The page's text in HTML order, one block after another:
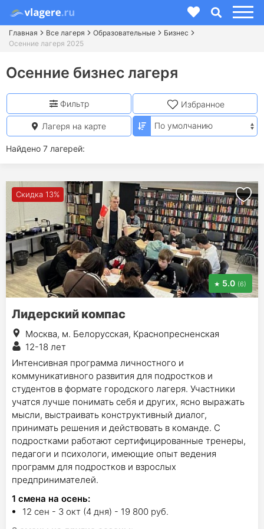
Главная Все лагеря Образовательные
Бизнес
Осенние лагеря 2025
Осенние бизнес лагеря
Найдено 7 лагерей:
Фильтр Избранное
Лагеря на карте
Скидка 13%
5.0 (6)
Лидерский компас
Москва, м. Белорусская, Краснопресненская
12-18 лет
Интенсивная программа личностного и
коммуникативного развития для подростков и
студентов в формате городского лагеря. Участники
учатся лучше понимать себя и других, ясно выражать
мысли, выстраивать конструктивный диалог,
принимать решения и действовать в команде. С
подростками работают сертифицированные тренеры,
педагоги и психологи, имеющие опыт ведения
программ для подростков и взрослых
предпринимателей.
1 смена на осень:
12 сен - 3 окт (4 дня) - 19 800 руб.